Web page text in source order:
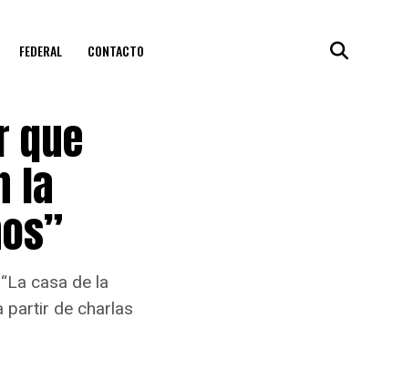
FEDERAL CONTACTO
que
la
casa de la
partir de charlas